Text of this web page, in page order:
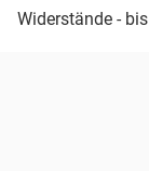
Widerstände -